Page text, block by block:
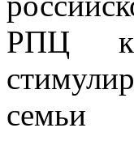
РПЦ к
семьи